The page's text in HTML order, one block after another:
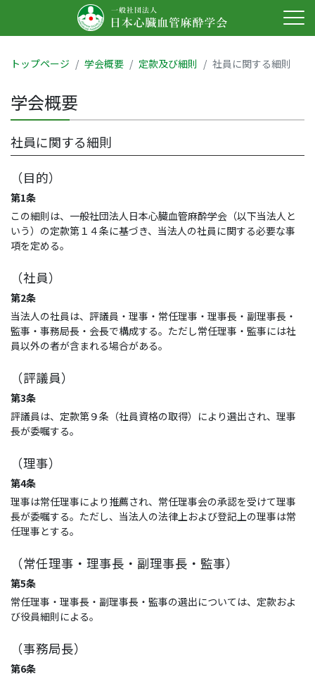
トップページ 学会概要 定款及び細則 社員に関する細則
学会概要
社員に関する細則
（目的）
第1条
この細則は、一般社団法人日本心臓血管麻酔学会（以下当法人と
いう）の定款第１４条に基づき、当法人の社員に関する必要な事
項を定める。
（社員）
第2条
当法人の社員は、評議員・理事・常任理事・理事長・副理事長・
監事・事務局長・会長で構成する。ただし常任理事・監事には社
員以外の者が含まれる場合がある。
（評議員）
第3条
評議員は、定款第９条（社員資格の取得）により選出され、理事
長が委嘱する。
（理事）
第4条
理事は常任理事により推薦され、常任理事会の承認を受けて理事
長が委嘱する。ただし、当法人の法律上および登記上の理事は常
任理事とする。
（常任理事・理事長・副理事長・監事）
第5条
常任理事・理事長・副理事長・監事の選出については、定款およ
び役員細則による。
（事務局長）
第6条